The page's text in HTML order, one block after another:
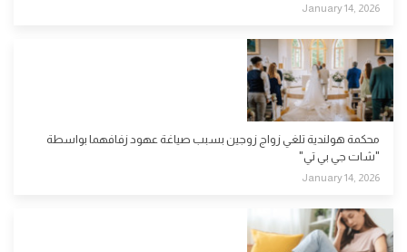
January 14, 2026
محكمة هولندية تلغي زواج زوجين بسبب صياغة عهود زفافهما بواسطة
"شات جي بي تي"
January 14, 2026